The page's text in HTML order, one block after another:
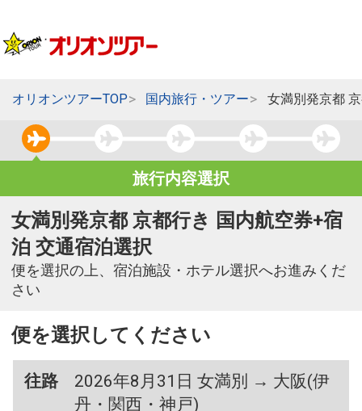
オリオンツアーTOP 国内旅行・ツアー 女満別発京都
旅行内容選択
女満別発京都 京都行き 国内航空券+宿
泊 交通宿泊選択
便を選択の上、宿泊施設・ホテル選択へお進みくだ
さい
便を選択してください
往路
2026年8月31日 女満別 → 大阪(伊
丹・関西・神戸)